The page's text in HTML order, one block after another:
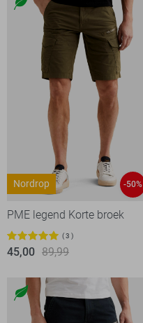
Nordrop -50%
PME legend Korte broek
3
45,00 89,99